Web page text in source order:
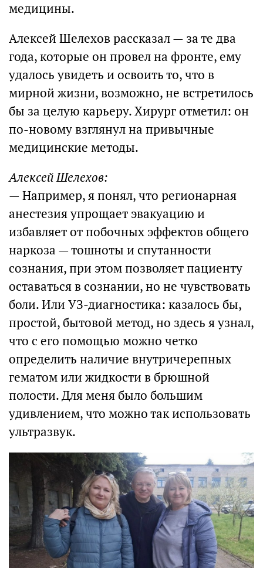
медицины.
Алексей Шелехов рассказал — за те два
года, которые он провел на фронте, ему
удалось увидеть и освоить то, что в
мирной жизни, возможно, не встретилось
бы за целую карьеру. Хирург отметил: он
по-новому взглянул на привычные
медицинские методы.
Алексей Шелехов:
— Например, я понял, что регионарная
анестезия упрощает эвакуацию и
избавляет от побочных эффектов общего
наркоза — тошноты и спутанности
сознания, при этом позволяет пациенту
оставаться в сознании, но не чувствовать
боли. Или УЗ-диагностика: казалось бы,
простой, бытовой метод, но здесь я узнал,
что с его помощью можно четко
определить наличие внутричерепных
гематом или жидкости в брюшной
полости. Для меня было большим
удивлением, что можно так использовать
ультразвук.